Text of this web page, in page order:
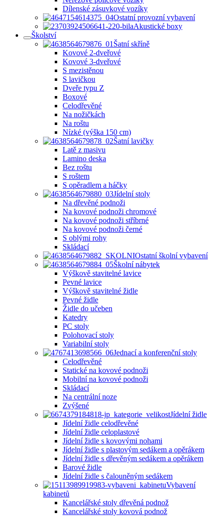
Dílenské zásuvkové vozíky
Ostatní provozní vybavení
Akustické boxy
Školství
Šatní skříně
Kovové 2-dveřové
Kovové 3-dveřové
S mezistěnou
S lavičkou
Dveře typu Z
Boxové
Celodřevěné
Na nožičkách
Na roštu
Nízké (výška 150 cm)
Šatní lavičky
Latě z masivu
Lamino deska
Bez roštu
S roštem
S opěradlem a háčky
Jídelní stoly
Na dřevěné podnoži
Na kovové podnoži chromové
Na kovové podnoži stříbrné
Na kovové podnoži černé
S oblými rohy
Skládací
Ostatní školní vybavení
Školní nábytek
Výškově stavitelné lavice
Pevné lavice
Výškově stavitelné židle
Pevné židle
Židle do učeben
Katedry
PC stoly
Polohovací stoly
Variabilní stoly
Jednací a konferenční stoly
Celodřevěné
Statické na kovové podnoži
Mobilní na kovové podnoži
Skládací
Na centrální noze
Zvýšené
Jídelní židle
Jídelní židle celodřevěné
Jídelní židle celoplastové
Jídelní židle s kovovými nohami
Jídelní židle s plastovým sedákem a opěrákem
Jídelní židle s dřevěným sedákem a opěrákem
Barové židle
Jídelní židle s čalouněným sedákem
Vybavení
kabinetů
Kancelářské stoly dřevěná podnož
Kancelářské stoly kovová podnož